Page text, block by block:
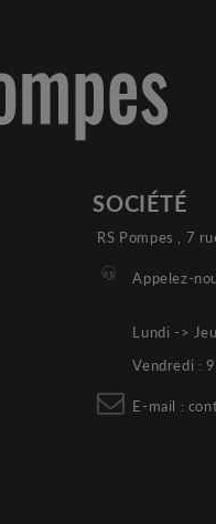
SOCIÉTÉ
RS Pompes , 7
Appelez-
Lundi ->
Vendredi :
E-mail :